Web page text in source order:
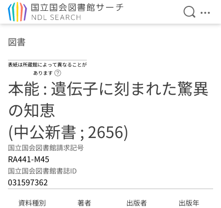
検索を
メ
図書
表紙は所蔵館によって異なることが
あります
本能 : 遺伝子に刻まれた驚異
の知恵
(中公新書 ; 2656)
国立国会図書館請求記号
RA441-M45
国立国会図書館書誌ID
031597362
資料種別 著者 出版者 出版年